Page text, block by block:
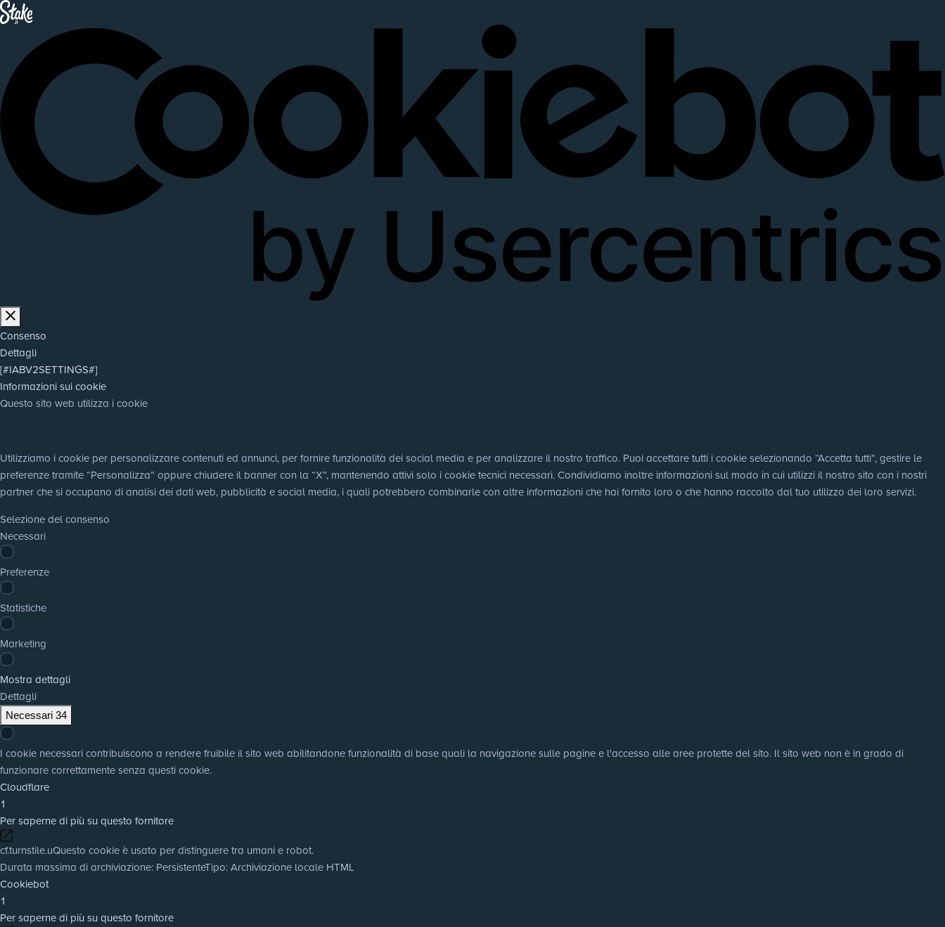
Consenso
Dettagli
[#IABV2SETTINGS#]
Informazioni sui cookie
Questo sito web utilizza i cookie
Utilizziamo i cookie per personalizzare contenuti ed annunci, per fornire funzionalità dei social media e per analizzare il nostro traffico. Puoi accettare tutti i cookie selezionando “Accetta tutti”, gestire le
preferenze tramite “Personalizza” oppure chiudere il banner con la “X”, mantenendo attivi solo i cookie tecnici necessari. Condividiamo inoltre informazioni sul modo in cui utilizzi il nostro sito con i nostri
partner che si occupano di analisi dei dati web, pubblicità e social media, i quali potrebbero combinarle con altre informazioni che hai fornito loro o che hanno raccolto dal tuo utilizzo dei loro servizi.
Selezione del consenso
Necessari
Preferenze
Statistiche
Marketing
Mostra dettagli
Dettagli
Necessari 34
I cookie necessari contribuiscono a rendere fruibile il sito web abilitandone funzionalità di base quali la navigazione sulle pagine e l'accesso alle aree protette del sito. Il sito web non è in grado di
funzionare correttamente senza questi cookie.
Cloudflare
1
Per saperne di più su questo fornitore
cf.turnstile.uQuesto cookie è usato per distinguere tra umani e robot.
Durata massima di archiviazione: PersistenteTipo: Archiviazione locale HTML
Cookiebot
1
Per saperne di più su questo fornitore